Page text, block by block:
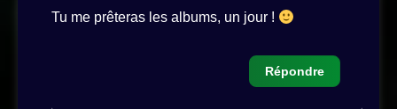
Tu me prêteras les albums, un jour !
Répondre